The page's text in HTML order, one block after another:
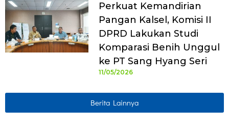
Perkuat Kemandirian
Pangan Kalsel, Komisi II
DPRD Lakukan Studi
Komparasi Benih Unggul
ke PT Sang Hyang Seri
11/05/2026
Berita Lainnya